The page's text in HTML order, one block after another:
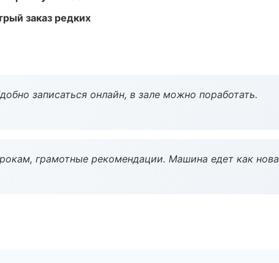
заказ редких
записаться онлайн, в зале можно поработать.
грамотные рекомендации. Машина едет как